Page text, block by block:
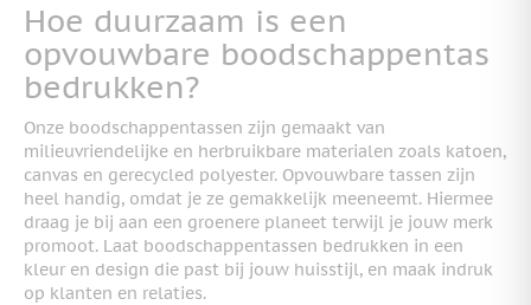
Hoe duurzaam is een
opvouwbare boodschappentas
bedrukken?
Onze boodschappentassen zijn gemaakt van
milieuvriendelijke en herbruikbare materialen zoals katoen,
canvas en gerecycled polyester. Opvouwbare tassen zijn
heel handig, omdat je ze gemakkelijk meeneemt. Hiermee
draag je bij aan een groenere planeet terwijl je jouw merk
promoot. Laat boodschappentassen bedrukken in een
kleur en design die past bij jouw huisstijl, en maak indruk
op klanten en relaties.